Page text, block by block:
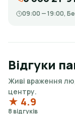
09:00 — 19:00,
Відгуки
Живі враження
центру.
★ 4.9
8 відгуків